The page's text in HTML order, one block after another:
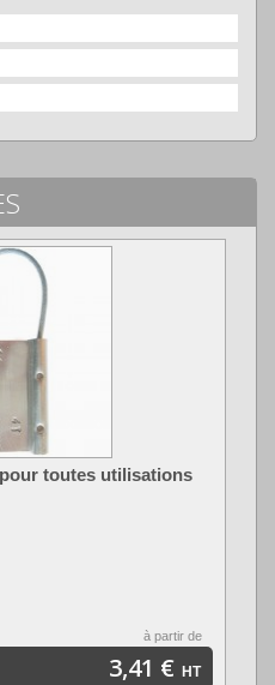
toutes utilisations
à partir de
3,41 € HT